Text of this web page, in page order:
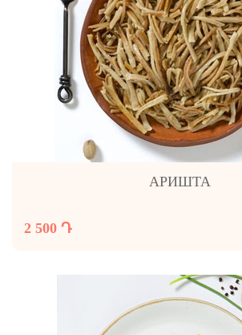
АРИШТА
2 500 Դ